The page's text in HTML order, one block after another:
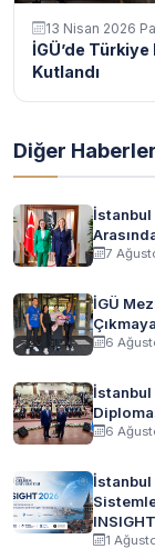
13 Nisan 2026
İGÜ’de
Kutlandı
Diğer Haberler
İstanbul
7
İGÜ
6
İstanbul
6
İstanbul
1